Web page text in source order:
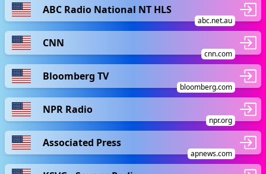
ABC Radio National NT HLS
abc.net.au
CNN
cnn.com
Bloomberg TV
bloomberg.com
NPR Radio
npr.org
Associated Press
apnews.com